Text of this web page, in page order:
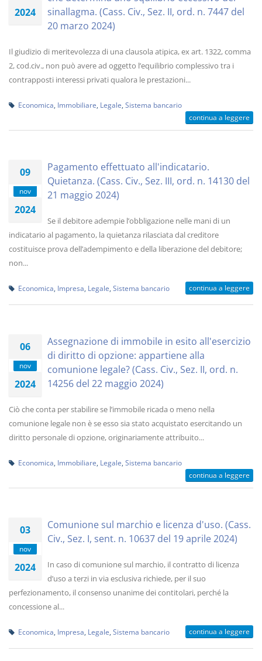
2024
sinallagma. (Cass. Civ., Sez. II, ord. n. 7447 del
20 marzo 2024)
Il giudizio di meritevolezza di una clausola atipica, ex art. 1322, comma
2, cod.civ., non può avere ad oggetto l’equilibrio complessivo tra i
contrapposti interessi privati qualora le prestazioni...
Economica Immobiliare Legale Sistema bancario
continua a leggere
09
nov
2024
Pagamento effettuato all'indicatario.
Quietanza. (Cass. Civ., Sez. III, ord. n. 14130 del
21 maggio 2024)
Se il debitore adempie l’obbligazione nelle mani di un
indicatario al pagamento, la quietanza rilasciata dal creditore
costituisce prova dell’adempimento e della liberazione del debitore;
non...
Economica Impresa Legale Sistema bancario continua a leggere
06
nov
2024
Assegnazione di immobile in esito all'esercizio
di diritto di opzione: appartiene alla
comunione legale? (Cass. Civ., Sez. II, ord. n.
14256 del 22 maggio 2024)
Ciò che conta per stabilire se l’immobile ricada o meno nella
comunione legale non è se esso sia stato acquistato esercitando un
diritto personale di opzione, originariamente attribuito...
Economica Immobiliare Legale Sistema bancario
continua a leggere
03
nov
2024
Comunione sul marchio e licenza d'uso. (Cass.
Civ., Sez. I, sent. n. 10637 del 19 aprile 2024)
In caso di comunione sul marchio, il contratto di licenza
d’uso a terzi in via esclusiva richiede, per il suo
perfezionamento, il consenso unanime dei contitolari, perché la
concessione al...
Economica Impresa Legale Sistema bancario continua a leggere